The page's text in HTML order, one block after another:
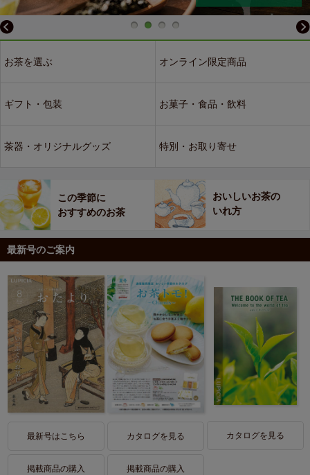
お茶を選ぶ オンライン限定商品
ギフト・包装 お菓子・食品・飲料
茶器・オリジナルグッズ 特別・お取り寄せ
この季節に
おすすめのお茶
おいしいお茶の
いれ方
最新号のご案内
最新号はこちら
掲載商品の購入
カタログを見る
掲載商品の購入
カタログを見る